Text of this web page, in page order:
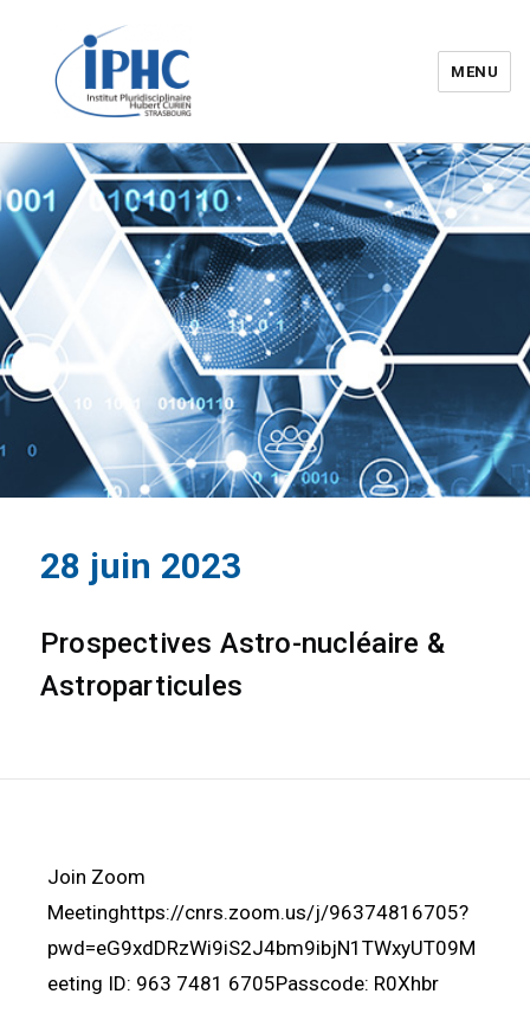
Institut pluridisciplinaire Hubert
Curien – IPHC
MENU
28 juin 2023
Prospectives Astro-nucléaire &
Astroparticules
Join Zoom
Meetinghttps://cnrs.zoom.us/j/96374816705?
pwd=eG9xdDRzWi9iS2J4bm9ibjN1TWxyUT09M
eeting ID: 963 7481 6705Passcode: R0Xhbr